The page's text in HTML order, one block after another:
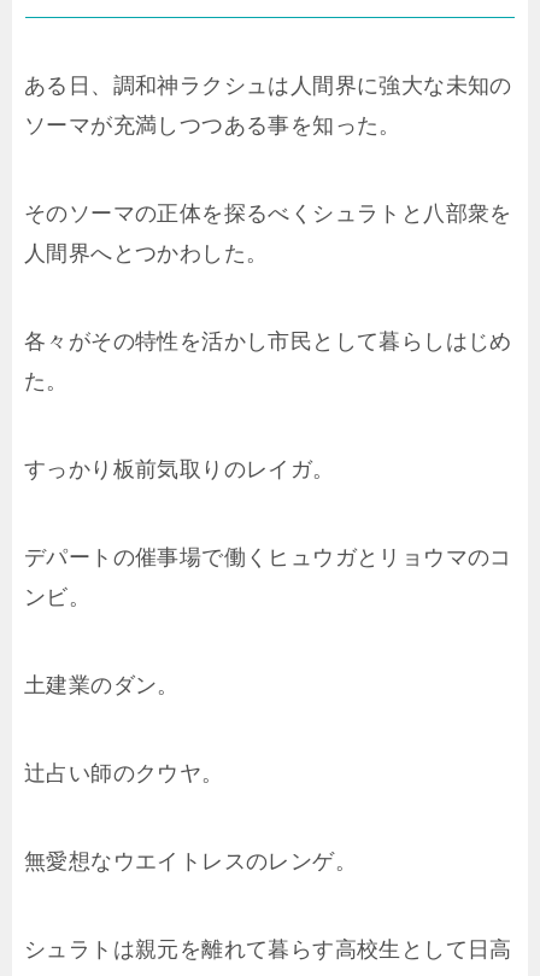
ある日、調和神ラクシュは人間界に強大な未知の
ソーマが充満しつつある事を知った。
そのソーマの正体を探るべくシュラトと八部衆を
人間界へとつかわした。
各々がその特性を活かし市民として暮らしはじめ
た。
すっかり板前気取りのレイガ。
デパートの催事場で働くヒュウガとリョウマのコ
ンビ。
土建業のダン。
辻占い師のクウヤ。
無愛想なウエイトレスのレンゲ。
シュラトは親元を離れて暮らす高校生として日高